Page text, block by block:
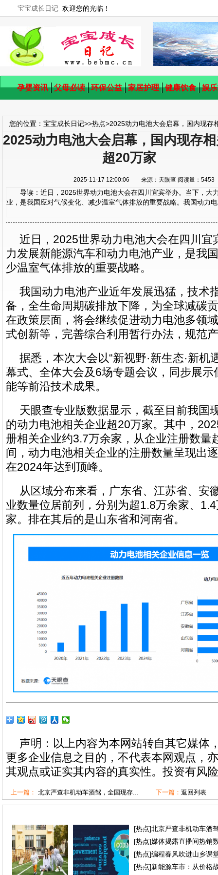
宝宝成长日记 欢迎您的光临！
孕婴资讯 父母必读 环保公益 家居护理 健康饮食 娱
您的位置： 宝宝成长日记>>热点>2025动力电池大会启幕，国内现存
2025动力电池大会启幕，国内现存
超20万家
2025-11-17 12:00:06 来源：天眼查 阅读量：
导读：近日，2025世界动力电池大会在四川宜宾举办。当下，大
业，是我国应对气候变化、减少温室气体排放的重要战略。我国动力
近日，2025世界动力电池大会在四川宜
力发展新能源汽车和动力电池产业，是我
少温室气体排放的重要战略。
我国动力电池产业近年发展迅猛，技术
备，全生命周期碳排放下降，为全球减碳
在政策层面，将会继续促进动力电池多领
式创新等，完善综合利用暂行办法，规范
据悉，本次大会以“新视野·新生态·新机
幕式、全体大会及6场专题会议，同步展示
能等前沿技术成果。
天眼查专业版数据显示，截至目前我国
的动力电池相关企业超20万家。其中，
册相关企业约3.7万余家，从企业注册数量
间，动力电池相关企业的注册数量呈现出
在2024年达到顶峰。
从区域分布来看，广东省、江苏省、安
业数量位居前列，分别为超1.8万余家、
家。排在其后的是山东省和河南省。
声明：以上内容为本网站转自其它媒体
更多企业信息之目的，不代表本网观点，
其观点或证实其内容的真实性。投资有风
上一篇： 北京严查非机动车酒驾，全国现存... 下一篇： 返回列表
[热点]北京严查非机动车酒
[热点]媒体揭露直播间热销
[热点]编程春风吹进山乡课
[热点]新能源车市：从价格